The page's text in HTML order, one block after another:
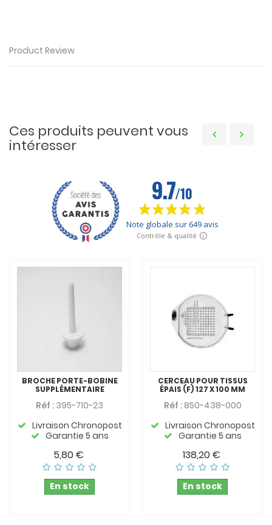
Product Review
Ces produits peuvent vous
intéresser
BROCHE PORTE-BOBINE
SUPPLÉMENTAIRE
Réf : 395-710-23
Livraison Chronopost
Garantie 5 ans
5,80 €
En stock
CERCEAU POUR TISSUS
ÉPAIS (F) 127 X 100 MM
Réf :850-438-000
Livraison Chronopost
Garantie 5 ans
138,20 €
En stock